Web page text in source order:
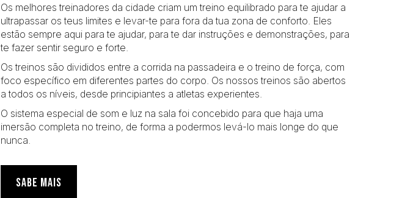
Os melhores treinadores da cidade criam um treino equilibrado para te ajudar a
ultrapassar os teus limites e levar-te para fora da tua zona de conforto. Eles
estão sempre aqui para te ajudar, para te dar instruções e demonstrações, para
te fazer sentir seguro e forte.
Os treinos são divididos entre a corrida na passadeira e o treino de força, com
foco específico em diferentes partes do corpo. Os nossos treinos são abertos
a todos os níveis, desde principiantes a atletas experientes.
O sistema especial de som e luz na sala foi concebido para que haja uma
imersão completa no treino, de forma a podermos levá-lo mais longe do que
nunca.
SABE MAIS